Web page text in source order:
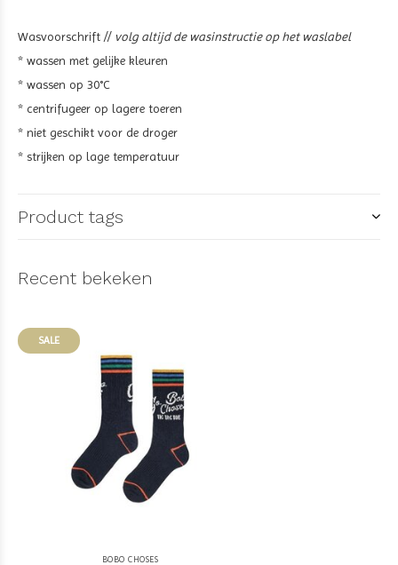
Wasvoorschrift // volg altijd de wasinstructie op het waslabel
* wassen met gelijke kleuren
* wassen op 30°C
* centrifugeer op lagere toeren
* niet geschikt voor de droger
* strijken op lage temperatuur
Product tags
Recent bekeken
SALE
BOBO CHOSES